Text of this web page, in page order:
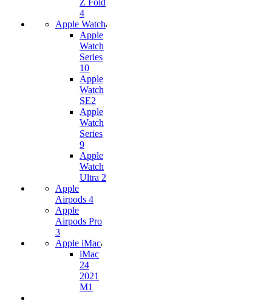
Z Fold
4
Apple Watch
Apple
Watch
Series
10
Apple
Watch
SE2
Apple
Watch
Series
9
Apple
Watch
Ultra 2
Apple
Airpods 4
Apple
Airpods Pro
3
Apple iMac
iMac
24
2021
M1